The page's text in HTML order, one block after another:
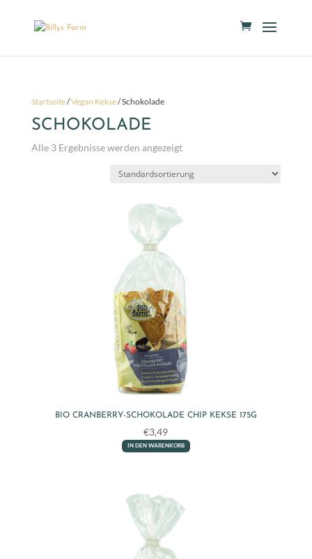
Startseite/Vegan Kekse/ Schokolade
SCHOKOLADE
Alle 3 Ergebnisse werden angezeigt
BIO CRANBERRY-SCHOKOLADE CHIP KEKSE 175G
€3,49
IN DEN WARENKORB